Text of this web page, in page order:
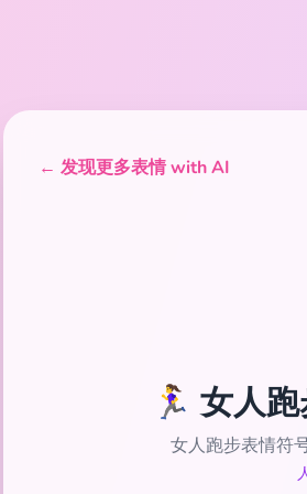
← 发现更多表情 with AI
🏃‍♀️ 女人
女人跑步表情符